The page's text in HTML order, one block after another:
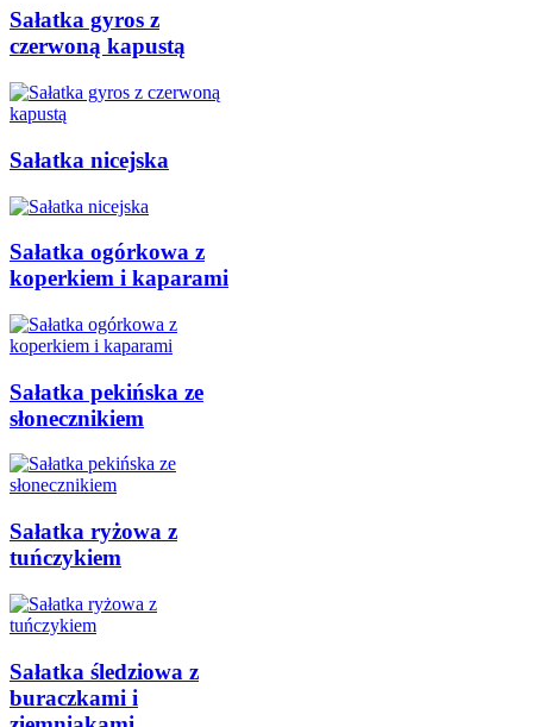
Sałatka gyros z
czerwoną kapustą
Sałatka nicejska
Sałatka ogórkowa z
koperkiem i kaparami
Sałatka pekińska ze
słonecznikiem
Sałatka ryżowa z
tuńczykiem
Sałatka śledziowa z
buraczkami i